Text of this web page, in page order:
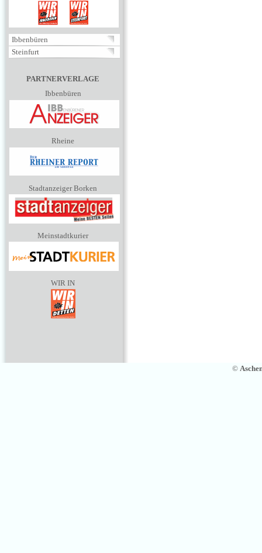
Ibbenbüren
Steinfurt
PARTNERVERLAGE
Ibbenbüren
Rheine
Stadtanzeiger Borken
Meinstadtkurier
WIR IN
©